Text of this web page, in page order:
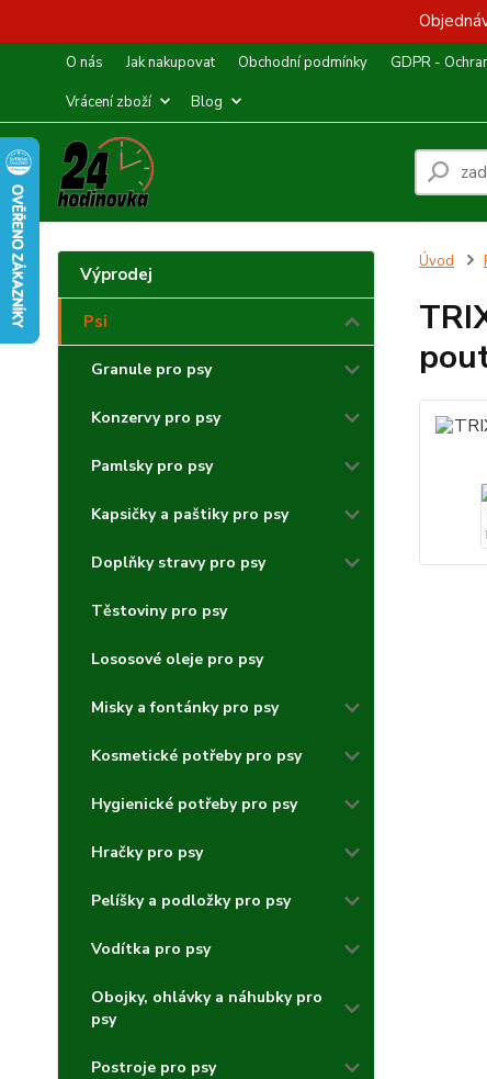
O nás Jak nakupovat Obchodní podmínky GDPR -
Vrácení zboží
Blog
Výprodej
Psi
Granule pro psy
Konzervy pro psy
Pamlsky pro psy
Kapsičky a paštiky pro psy
Doplňky stravy pro psy
Těstoviny pro psy
Lososové oleje pro psy
Misky a fontánky pro psy
Kosmetické potřeby pro psy
Hygienické potřeby pro psy
Hračky pro psy
Pelíšky a podložky pro psy
Vodítka pro psy
Obojky, ohlávky a náhubky pro
psy
Postroje pro psy
Úvod